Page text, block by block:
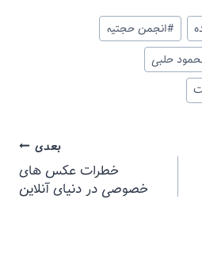
#انجمن حجتیه
حلبی
بعدی
خطرات عکس های
خصوصی در دنیای آنلاین